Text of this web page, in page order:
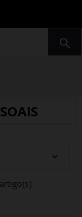
search